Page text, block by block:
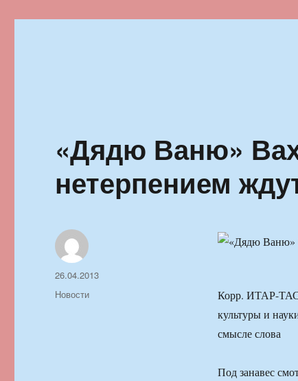
«Дядю Ваню»
нетерпением
Корр. ИТАР-
культуры и
смысле слова
Под занавес
Автор
Опубликовано
26.04.2013
Рубрики
Новости